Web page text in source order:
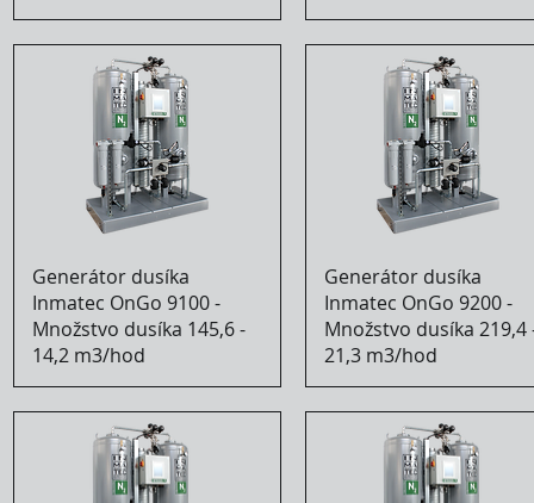
Generátor dusíka
Inmatec OnGo 9100 -
Množstvo dusíka 145,6 -
14,2 m3/hod
Generátor dusíka
Inmatec OnGo 9200 -
Množstvo dusíka 219,4
21,3 m3/hod